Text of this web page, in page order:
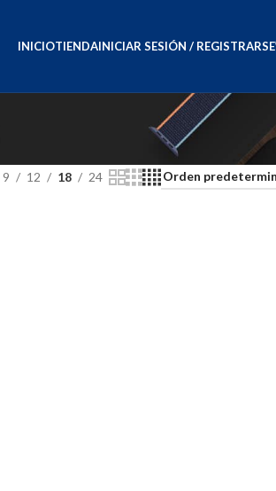
INICIOTIENDAINICIAR SESIÓN / REGISTRARSE
9 12 18 24